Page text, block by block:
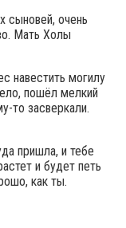
сыновей, очень
Мать Холы
навестить могилу
пошёл мелкий
то засверкали.
пришла, и тебе
и будет петь
как ты.